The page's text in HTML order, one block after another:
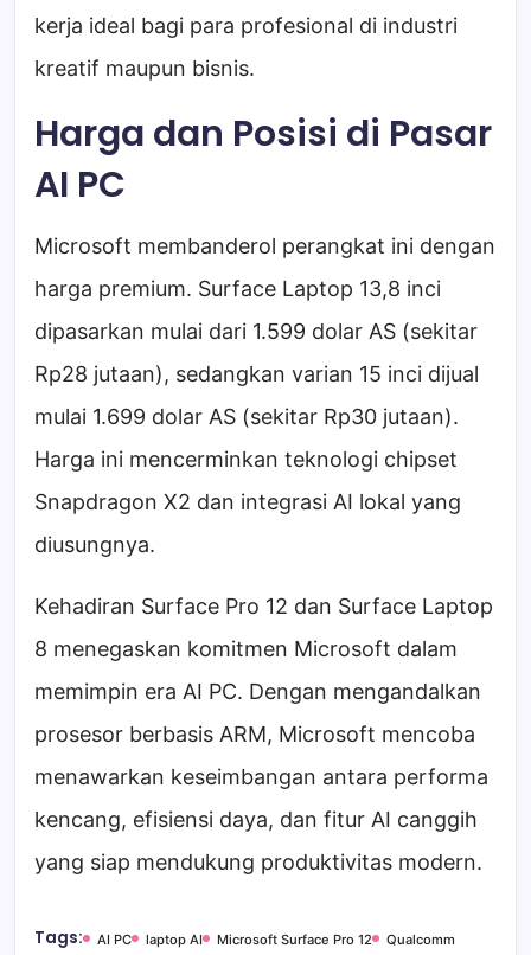
kerja ideal bagi para profesional di industri
kreatif maupun bisnis.
Harga dan Posisi di Pasar
AI PC
Microsoft membanderol perangkat ini dengan
harga premium. Surface Laptop 13,8 inci
dipasarkan mulai dari 1.599 dolar AS (sekitar
Rp28 jutaan), sedangkan varian 15 inci dijual
mulai 1.699 dolar AS (sekitar Rp30 jutaan).
Harga ini mencerminkan teknologi chipset
Snapdragon X2 dan integrasi AI lokal yang
diusungnya.
Kehadiran Surface Pro 12 dan Surface Laptop
8 menegaskan komitmen Microsoft dalam
memimpin era AI PC. Dengan mengandalkan
prosesor berbasis ARM, Microsoft mencoba
menawarkan keseimbangan antara performa
kencang, efisiensi daya, dan fitur AI canggih
yang siap mendukung produktivitas modern.
Tags: AI PC laptop AI Microsoft Surface Pro 12
Qualcomm